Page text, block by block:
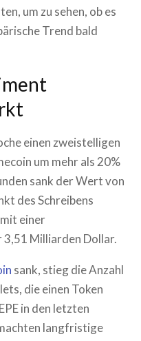
um zu sehen, ob es
Trend bald
einen zweistelligen
um mehr als 20%
sank der Wert von
des Schreibens
einer
Milliarden Dollar.
sank, stieg die Anzahl
die einen Token
in den letzten
langfristige